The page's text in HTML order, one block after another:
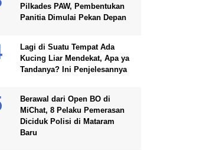
Pilkades PAW, Pembentukan
Panitia Dimulai Pekan Depan
Lagi di Suatu Tempat Ada
Kucing Liar Mendekat, Apa ya
Tandanya? Ini Penjelesannya
Berawal dari Open BO di
MiChat, 8 Pelaku Pemerasan
Diciduk Polisi di Mataram
Baru